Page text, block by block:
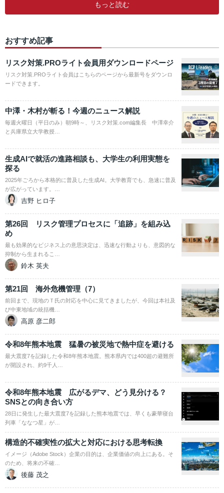
もっと読む
おすすめ記事
リスク対策.PROライト会員用ダウンロードページ
リスク対策.PROライト会員はこちらのページから最新号をダウンロ
ードできます。
中澤・木村が斬る！今週のニュース解説
毎週火曜日（平日のみ）朝9時～、リスク対策.com編集長 中澤幸介
と兵庫県立大学教授…
生成AIで就活の進路相談も、大学生の利用実態を
探る
2025年ごろから本格的に普及した生成AI。大学教育でも、急速に普及
が広がっています。…
吉野 ヒロ子
第26回 リスク管理プロセスに「追跡」を組み込
め
最も効果的なビジネス上の意思決定は、迅速な行動よりも、意図的な
抑制から生まれるこ…
鈴木 英夫
第21回 海外危機管理（7）
前回まで、現地のＴ氏の対応を中心に見てきましたが、今回は本社及
び中東地域の統括機…
高原 彦二郎
令和8年熊本地震 猛暑の被災地で熱中症を避ける
最大震度7を記録した令和8年熊本地震。熊本県内では400超の避難所
が開設され、約9千人…
令和8年熊本地震 広がるデマ、どう見分ける？
SNSとの向き合い方
28日に発生した最大震度7を記録した熊本地震では、早くも豪華寝台
列車「ななつ星」が…
構造的不確実性の拡大と対応における思考転換
イメージ（Adobe Stock）企業の目的は、企業価値の向上にある。そ
のため、将来の不確…
後藤 茂之